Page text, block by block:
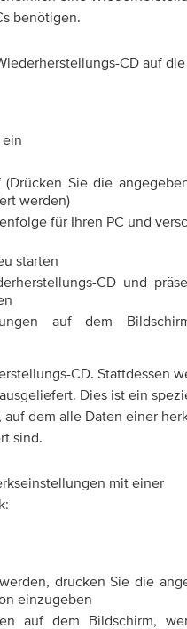
benötigen.
CD auf
ein
(Drücken Sie die
werden)
für Ihren PC und
starten
CD und
auf dem
CD. Stattdessen
Dies ist ein
dem alle Daten einer
sind.
mit einer
drücken Sie die
einzugeben
auf dem Bildschirm,